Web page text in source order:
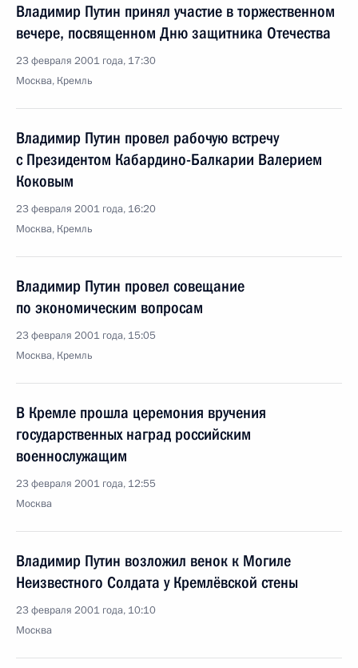
Владимир Путин принял участие в торжественном
вечере, посвященном Дню защитника Отечества
23 февраля 2001 года, 17:30
Москва, Кремль
Владимир Путин провел рабочую встречу
с Президентом Кабардино-Балкарии Валерием
Коковым
23 февраля 2001 года, 16:20
Москва, Кремль
Владимир Путин провел совещание
по экономическим вопросам
23 февраля 2001 года, 15:05
Москва, Кремль
В Кремле прошла церемония вручения
государственных наград российским
военнослужащим
23 февраля 2001 года, 12:55
Москва
Владимир Путин возложил венок к Могиле
Неизвестного Солдата у Кремлёвской стены
23 февраля 2001 года, 10:10
Москва